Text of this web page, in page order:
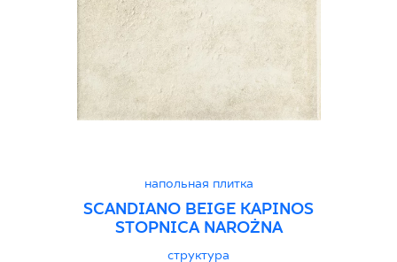
напольная плитка
SCANDIANO BEIGE KAPINOS
STOPNICA NAROŻNA
структура